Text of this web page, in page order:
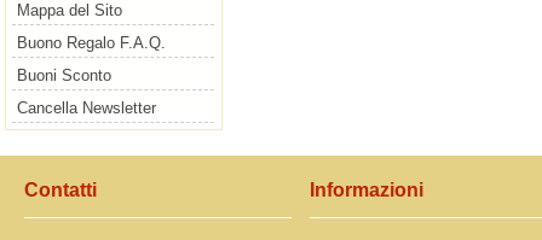
Mappa del Sito
Buono Regalo F.A.Q.
Buoni Sconto
Cancella Newsletter
Contatti Informazioni